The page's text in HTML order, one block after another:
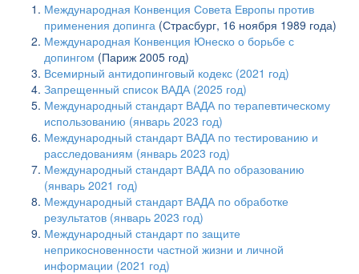
Международная Конвенция Совета Европы против
применения допинга (Страсбург, 16 ноября 1989 года)
Международная Конвенция Юнеско о борьбе с
допингом (Париж 2005 год)
Всемирный антидопинговый кодекс (2021 год)
Запрещенный список ВАДА (2025 год)
Международный стандарт ВАДА по терапевтическому
использованию (январь 2023 год)
Международный стандарт ВАДА по тестированию и
расследованиям (январь 2023 год)
Международный стандарт ВАДА по образованию
(январь 2021 год)
Международный стандарт ВАДА по обработке
результатов (январь 2023 год)
Международный стандарт по защите
неприкосновенности частной жизни и личной
информации (2021 год)